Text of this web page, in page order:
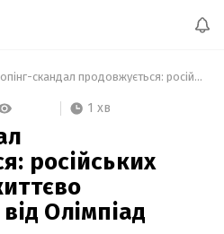
Допінг-скандал продовжується: російських лижників пожиттєво відсторонили від Олімпіад
1 хв
російських
Олімпіад